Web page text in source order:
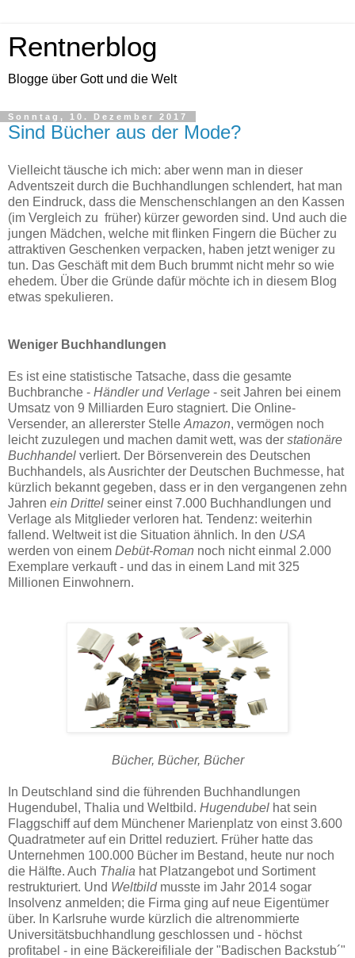
Rentnerblog
Blogge über Gott und die Welt
Sonntag, 10. Dezember 2017
Sind Bücher aus der Mode?
Vielleicht täusche ich mich: aber wenn man in dieser
Adventszeit durch die Buchhandlungen schlendert, hat man
den Eindruck, dass die Menschenschlangen an den Kassen
(im Vergleich zu früher) kürzer geworden sind. Und auch die
jungen Mädchen, welche mit flinken Fingern die Bücher zu
attraktiven Geschenken verpacken, haben jetzt weniger zu
tun. Das Geschäft mit dem Buch brummt nicht mehr so wie
ehedem. Über die Gründe dafür möchte ich in diesem Blog
etwas spekulieren.
Weniger Buchhandlungen
Es ist eine statistische Tatsache, dass die gesamte
Buchbranche - Händler und Verlage - seit Jahren bei einem
Umsatz von 9 Milliarden Euro stagniert. Die Online-
Versender, an allererster Stelle Amazon, vermögen noch
leicht zuzulegen und machen damit wett, was der stationäre
Buchhandel verliert. Der Börsenverein des Deutschen
Buchhandels, als Ausrichter der Deutschen Buchmesse, hat
kürzlich bekannt gegeben, dass er in den vergangenen zehn
Jahren ein Drittel seiner einst 7.000 Buchhandlungen und
Verlage als Mitglieder verloren hat. Tendenz: weiterhin
fallend. Weltweit ist die Situation ähnlich. In den USA
werden von einem Debüt-Roman noch nicht einmal 2.000
Exemplare verkauft - und das in einem Land mit 325
Millionen Einwohnern.
Bücher, Bücher, Bücher
In Deutschland sind die führenden Buchhandlungen
Hugendubel, Thalia und Weltbild. Hugendubel hat sein
Flaggschiff auf dem Münchener Marienplatz von einst 3.600
Quadratmeter auf ein Drittel reduziert. Früher hatte das
Unternehmen 100.000 Bücher im Bestand, heute nur noch
die Hälfte. Auch Thalia hat Platzangebot und Sortiment
restrukturiert. Und Weltbildmusste im Jahr 2014 sogar
Insolvenz anmelden; die Firma ging auf neue Eigentümer
über. In Karlsruhe wurde kürzlich die altrenommierte
Universitätsbuchhandlung geschlossen und - höchst
profitabel - in eine Bäckereifiliale der "Badischen Backstub´"